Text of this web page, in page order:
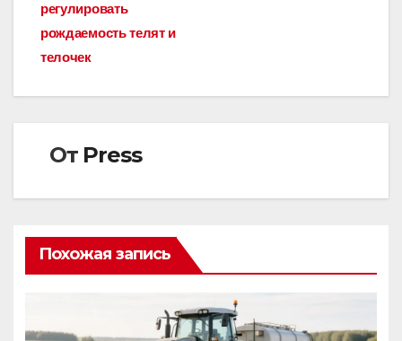
записям
регулировать
рождаемость телят и
телочек
От Press
Похожая запись